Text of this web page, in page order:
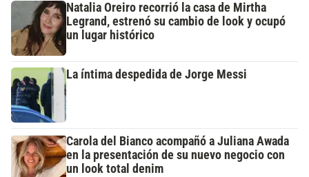
Natalia Oreiro recorrió la casa de Mirtha
Legrand, estrenó su cambio de look y ocupó
un lugar histórico
La íntima despedida de Jorge Messi
Carola del Bianco acompañó a Juliana Awada
en la presentación de su nuevo negocio con
un look total denim